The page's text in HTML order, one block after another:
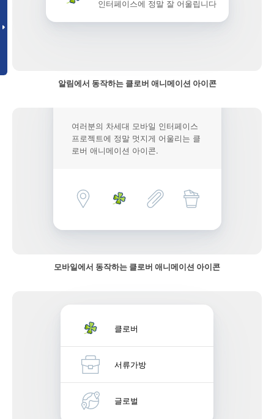
인터페이스에 정말 잘 어울립니다
알림에서 동작하는 클로버 애니메이션 아이콘
여러분의 차세대 모바일 인터페이스
프로젝트에 정말 멋지게 어울리는 클
로버 애니메이션 아이콘.
모바일에서 동작하는 클로버 애니메이션 아이콘
클로버
서류가방
글로벌